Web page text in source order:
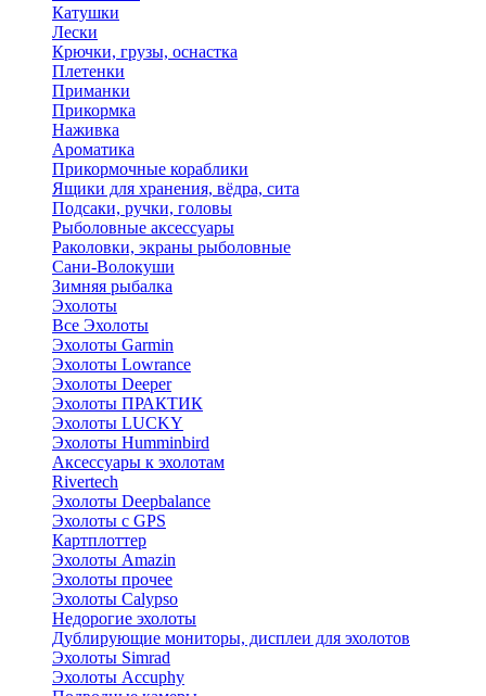
Катушки
Лески
Крючки, грузы, оснастка
Плетенки
Приманки
Прикормка
Наживка
Ароматика
Прикормочные кораблики
Ящики для хранения, вёдра, сита
Подсаки, ручки, головы
Рыболовные аксессуары
Раколовки, экраны рыболовные
Сани-Волокуши
Зимняя рыбалка
Эхолоты
Все Эхолоты
Эхолоты Garmin
Эхолоты Lowrance
Эхолоты Deeper
Эхолоты ПРАКТИК
Эхолоты LUCKY
Эхолоты Humminbird
Аксессуары к эхолотам
Rivertech
Эхолоты Deepbalance
Эхолоты с GPS
Картплоттер
Эхолоты Amazin
Эхолоты прочее
Эхолоты Calypso
Недорогие эхолоты
Дублирующие мониторы, дисплеи для эхолотов
Эхолоты Simrad
Эхолоты Accuphy